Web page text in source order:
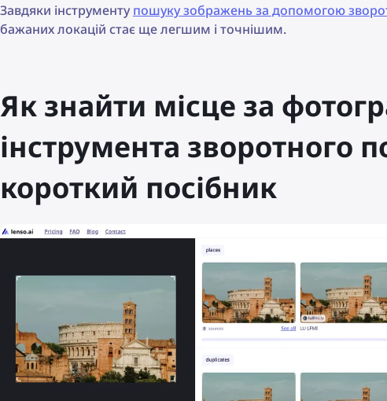
Завдяки інструментупошуку зображень за допомогою
бажаних локацій стає ще легшим і точнішим.
Як знайти місце за
інструмента зворотного
короткий посібник